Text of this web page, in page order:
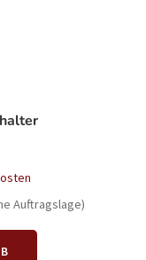
Auftragslage)